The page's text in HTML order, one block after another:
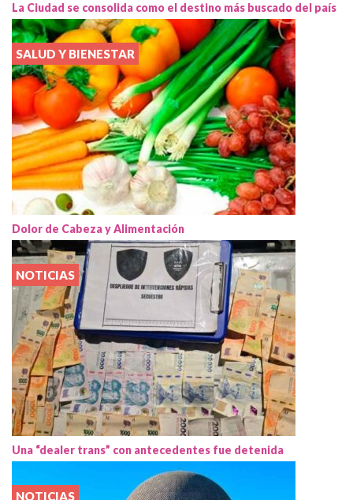
La Ciudad se consolida como el destino más buscado del país
SALUD Y BIENESTAR
Dolor de Cabeza y Alimentación
NOTICIAS
Una “dealer trans” con antecedentes fue detenida
NOTICIAS